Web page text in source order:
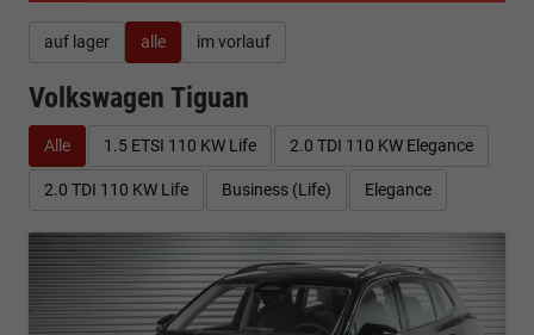
auf lager alle im vorlauf
Volkswagen Tiguan
Alle 1.5 ETSI 110 KW Life 2.0 TDI 110 KW Elegance
2.0 TDI 110 KW Life Business (Life) Elegance